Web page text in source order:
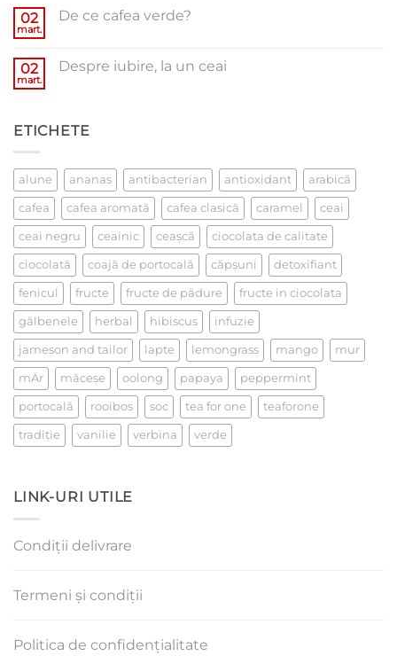
02
mart.
De ce cafea verde?
De
02
mart.
Despre iubire, la un ceai
iubire,
ETICHETE
alune ananas antibacterian antioxidant arabică
cafea cafea aromată cafea clasică caramel ceai
ceai negru ceainic ceaşcă ciocolata de calitate
ciocolată coajă de portocală căpşuni detoxifiant
fenicul fructe fructe de pădure fructe in ciocolata
gălbenele herbal hibiscus infuzie
jameson and tailor lapte lemongrass mango mur
mÄr măceşe oolong papaya peppermint
portocală rooibos soc tea for one teaforone
tradiţie vanilie verbina verde
LINK-URI UTILE
Condiții delivrare
Termeni și condiții
Politica de confidențialitate